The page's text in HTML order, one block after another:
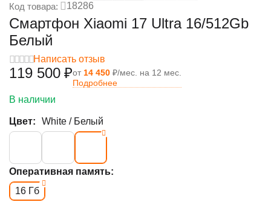
Код товара: 18286
Смартфон Xiaomi 17 Ultra 16/512Gb
Белый
Написать отзыв
119 500 ₽от 14 450 ₽/мес. на 12 мес.
Подробнее
В наличии
Цвет: White / Белый
Оперативная память:
16 Гб